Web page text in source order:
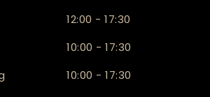
12:00 - 17:30
10:00 - 17:30
10:00 - 17:30